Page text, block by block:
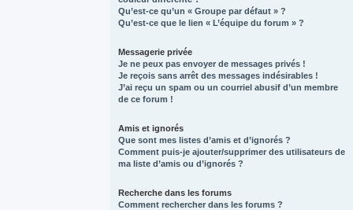
Qu’est-ce qu’un « Groupe par défaut » ?
Qu’est-ce que le lien « L’équipe du forum » ?
Messagerie privée
Je ne peux pas envoyer de messages privés !
Je reçois sans arrêt des messages indésirables !
J’ai reçu un spam ou un courriel abusif d’un membre
de ce forum !
Amis et ignorés
Que sont mes listes d’amis et d’ignorés ?
Comment puis-je ajouter/supprimer des utilisateurs de
ma liste d’amis ou d’ignorés ?
Recherche dans les forums
Comment rechercher dans les forums ?